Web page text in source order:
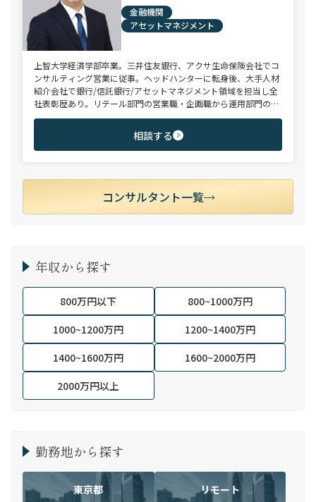
金融機関
アセットマネジメント
上智大学経済学部卒業。三井住友銀行、アクサ生命保険会社でコ
ンサルティング営業に従事。ヘッドハンターに転身後、大手人材
紹介会社で銀行/信託銀行/アセットマネジメント領域を担当し全
社表彰歴あり。リテール部門の営業職・企画職から運用部門の専
門職まで豊富な転職支援実績。日系/外資系、経験者/未経験者を
問わず幅広いポジションでご支援可能。
相談する
コンサルタント一覧
年収から探す
800万円以下
800~1000万円
1000~1200万円
1200~1400万円
1400~1600万円
1600~2000万円
2000万円以上
勤務地から探す
東京都 リモート